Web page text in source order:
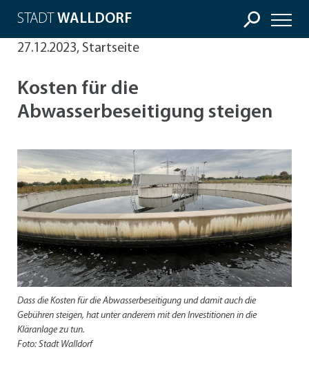
STADT WALLDORF
27.12.2023, Startseite
Kosten für die
Abwasserbeseitigung steigen
Dass die Kosten für die Abwasserbeseitigung und damit auch die
Gebühren steigen, hat unter anderem mit den Investitionen in die
Kläranlage zu tun.
Foto: Stadt Walldorf